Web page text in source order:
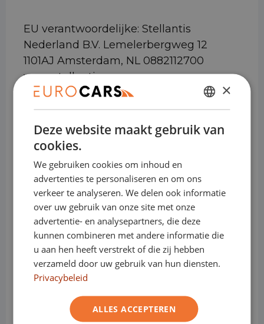
EU verantwoordelijke: Stellantis
Nederland B.V. Lemelerbergweg 12
1101AJ Amsterdam, NL 0882112700
www.stellantis.com
customercare.nl@stellantis.com
- Laagste prijsgarantie
- Geen jaarcijfers nodig
terug
- Levering in heel Nederland
- Financiering binnen 1 dag
- 1000 voertuigen uit voorraad leverbaar
- Ideaal voor starters & ZZP'ers
- Leasen met BKR codering is mogelijk
- Grootste van Nederland
DUTCH
ENGLISH
×
Deze website maakt gebruik van
cookies.
We gebruiken cookies om inhoud en
advertenties te personaliseren en om ons
verkeer te analyseren. We delen ook informatie
over uw gebruik van onze site met onze
advertentie- en analysepartners, die deze
kunnen combineren met andere informatie die
u aan hen heeft verstrekt of die zij hebben
verzameld door uw gebruik van hun diensten.
Privacybeleid
ALLES ACCEPTEREN